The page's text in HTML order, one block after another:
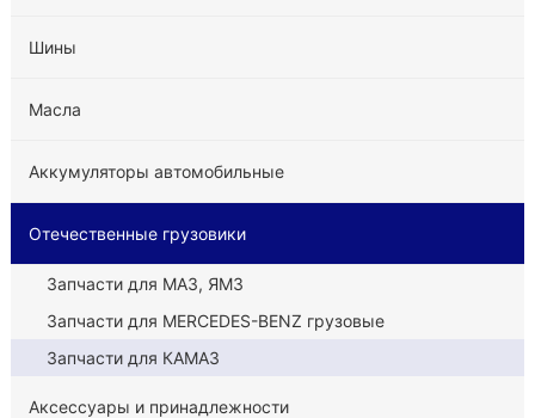
Шины
Масла
Аккумуляторы автомобильные
Отечественные грузовики
Запчасти для МАЗ, ЯМЗ
Запчасти для MERCEDES-BENZ грузовые
Запчасти для КАМАЗ
Аксессуары и принадлежности